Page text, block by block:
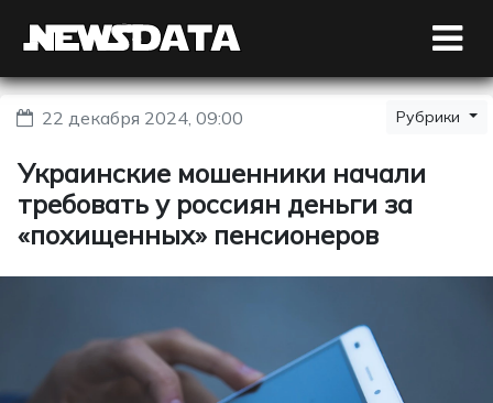
22 декабря 2024, 09:00 Рубрики
Украинские мошенники начали
требовать у россиян деньги за
«похищенных» пенсионеров